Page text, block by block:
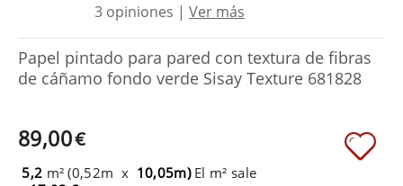
3 opiniones | Ver más
Papel pintado para pared con textura de fibras
de cáñamo fondo verde Sisay Texture 681828
89,00€
5,2 m² (0,52m x 10,05m) El m² sale